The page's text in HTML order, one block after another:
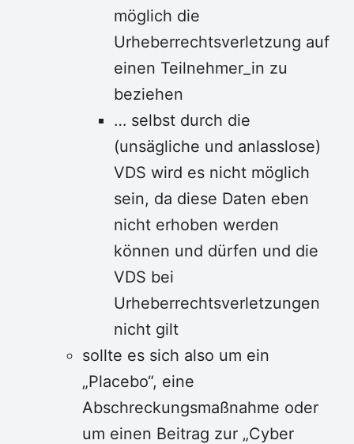
möglich die
Urheberrechtsverletzung auf
einen Teilnehmer_in zu
beziehen
… selbst durch die
(unsägliche und anlasslose)
VDS wird es nicht möglich
sein, da diese Daten eben
nicht erhoben werden
können und dürfen und die
VDS bei
Urheberrechtsverletzungen
nicht gilt
sollte es sich also um ein
„Placebo“, eine
Abschreckungsmaßnahme oder
um einen Beitrag zur „Cyber